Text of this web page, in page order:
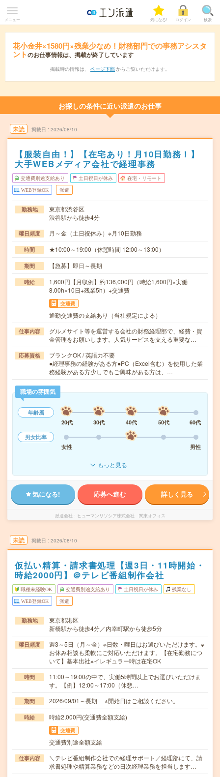
メニュー 気になる! ログイン 検索
花小金井×1580円×残業少なめ！財務部門での事務アシスタ
ントのお仕事情報は、掲載が終了しています
掲載時の情報は、 ページ下部 からご覧いただけます。
お探しの条件に近い派遣のお仕事
未読 掲載日 2026/08/10
【服装自由！】【在宅あり！月10日勤務！】
大手WEBメディア会社で経理事務
交通費別途支給あり 土日祝日が休み 在宅・リモート
WEB登録OK 派遣
勤務地
東京都渋谷区
渋谷駅から徒歩4分
曜日頻度 月～金（土日祝休み）※月10日勤務
時間 ★10:00～19:00（休憩時間 12:00～13:00）
期間 【急募】即日～長期
時給
1,600円【月収例】約136,000円（時給1,600円×実働
8.00h×10日+残業5h）+交通費
交通費
通勤交通費の支給あり（当社規定による）
仕事内容
グルメサイト等を運営する会社の財務経理部で、経費・資
金管理をお願いします。人気サービスを支える重要な…
応募資格
ブランクOK / 英語力不要
●経理事務の経験がある方●PC（Excel含む）を使用した業
務経験がある方少しでもご興味がある方は、…
職場の雰囲気
年齢層
20代
30代 40代 50代
60代
男女比率
女性
男性
もっと見る
気になる! 応募へ進む 詳しく見る
派遣会社 ヒューマンリソシア株式会社 関東オフィス
未読 掲載日 2026/08/10
仮払い精算・請求書処理【週3日・11時開始・
時給2000円】＠テレビ番組制作会社
職種未経験OK 交通費別途支給あり 土日祝日が休み 残業なし
WEB登録OK 派遣
勤務地
東京都港区
新橋駅から徒歩4分／内幸町駅から徒歩5分
曜日頻度
週3～5日（月～金）※日数・曜日はお選びいただけます。※
お休み相談も柔軟にご対応いただけます。【在宅勤務につ
いて】基本出社※イレギュラー時は在宅OK
時間
11:00～19:00の中で、実働5時間以上でお選びいただけま
す。【例】12:00～17:00（休憩…
期間 2026/09/01～長期 ※開始日はご相談ください。
時給 時給2,000円(交通費全額支給)
交通費
交通費別途全額支給
仕事内容
＼テレビ番組制作会社での経理サポート／経理部にて、請
求書処理や精算業務などの日次経理業務を担当します…